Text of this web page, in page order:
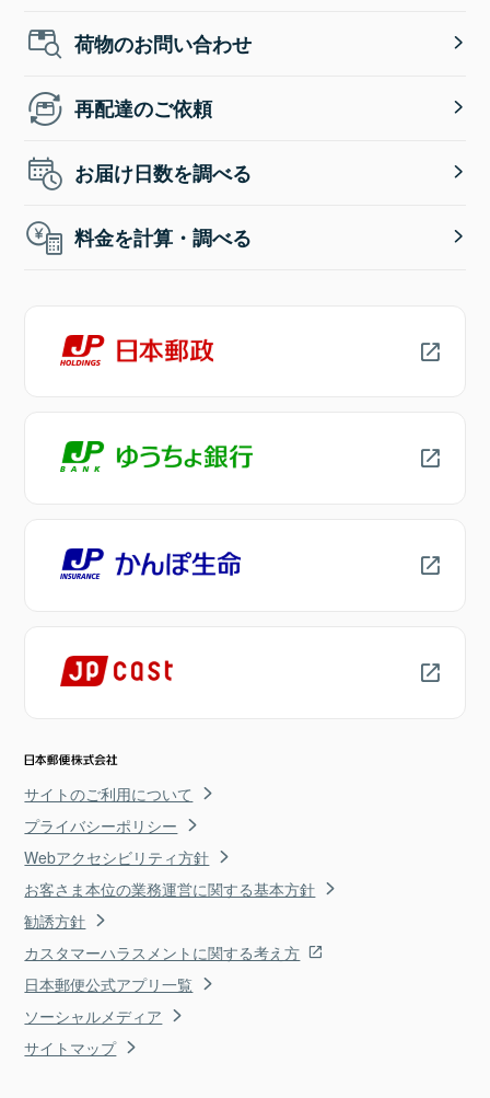
荷物のお問い合わせ
再配達のご依頼
お届け日数を調べる
料金を計算・調べる
サイトのご利用について
プライバシーポリシー
Webアクセシビリティ方針
お客さま本位の業務運営に関する基本方針
勧誘方針
カスタマーハラスメントに関する考え方
日本郵便公式アプリ一覧
ソーシャルメディア
サイトマップ